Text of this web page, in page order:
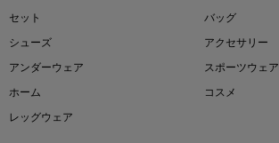
セット
バッグ
シューズ
アクセサリー
アンダーウェア
スポーツウェア
ホーム
コスメ
レッグウェア